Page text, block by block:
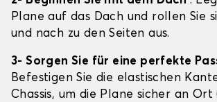
Plane auf das Dach und rollen Sie
und nach zu den Seiten aus.
3- Sorgen Sie für eine perfekte
Befestigen Sie die elastischen
Chassis, um die Plane sicher an Ort